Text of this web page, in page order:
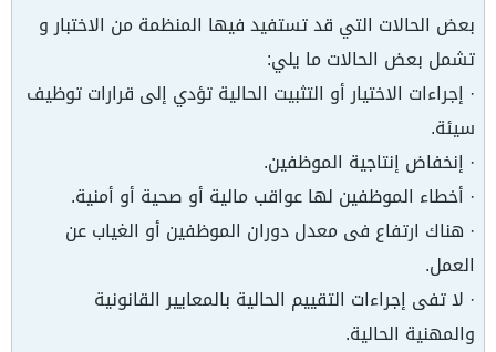
بعض الحالات التي قد تستفيد فيها المنظمة من الاختبار و
تشمل بعض الحالات ما يلي:
· إجراءات الاختيار أو التثبيت الحالية تؤدي إلى قرارات توظيف
سيئة.
· إنخفاض إنتاجية الموظفين.
· أخطاء الموظفين لها عواقب مالية أو صحية أو أمنية.
· هناك ارتفاع فى معدل دوران الموظفين أو الغياب عن
العمل.
· لا تفى إجراءات التقييم الحالية بالمعايير القانونية
والمهنية الحالية.